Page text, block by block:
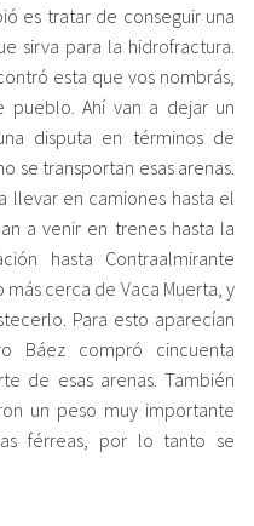
es tratar de conseguir una
sirva para la hidrofractura.
esta que vos nombrás,
pueblo. Ahí van a dejar un
disputa en términos de
se transportan esas arenas.
llevar en camiones hasta el
a venir en trenes hasta la
hasta Contraalmirante
cerca de Vaca Muerta, y
Para esto aparecían
Báez compró cincuenta
de esas arenas. También
un peso muy importante
férreas, por lo tanto se